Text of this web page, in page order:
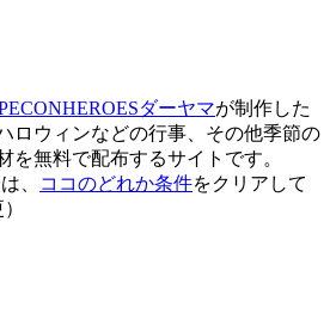
ダーヤマが制作した
ロウィンなどの行事、その他季節の
を無料で配布するサイトです。
、
ココのどれか条件をクリアして
）